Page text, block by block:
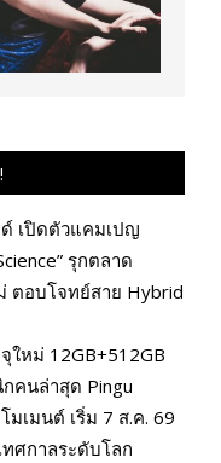
ด์ เปิดตัวแคมเปญ
รุกตลาด
ตอบโจทย์สาย Hybrid
ใหม่ 12GB+512GB
คนล่าสุด Pingu
มเมนต์ เริ่ม 7 ส.ค. 69
ทศกาลระดับโลก